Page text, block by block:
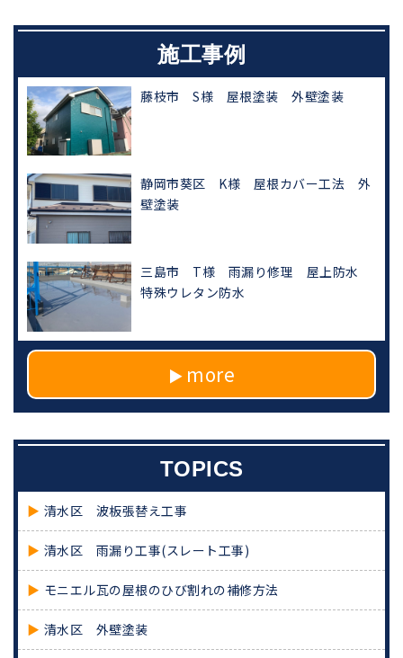
施工事例
藤枝市 S様 屋根塗装 外壁塗装
静岡市葵区 K様 屋根カバー工法 外
壁塗装
三島市 T様 雨漏り修理 屋上防水
特殊ウレタン防水
more
TOPICS
清水区 波板張替え工事
清水区 雨漏り工事(スレート工事)
モニエル瓦の屋根のひび割れの補修方法
清水区 外壁塗装